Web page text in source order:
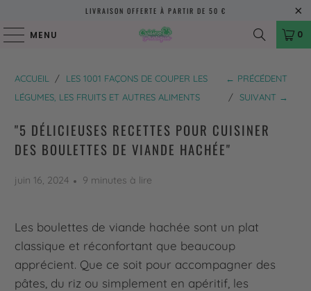
LIVRAISON OFFERTE À PARTIR DE 50 €
MENU 0
ACCUEIL /
LES 1001 FAÇONS DE COUPER LES
LÉGUMES, LES FRUITS ET AUTRES ALIMENTS
← PRÉCÉDENT
/ SUIVANT →
"5 DÉLICIEUSES RECETTES POUR CUISINER
DES BOULETTES DE VIANDE HACHÉE"
juin 16, 2024 9 minutes à lire
Les boulettes de viande hachée sont un plat
classique et réconfortant que beaucoup
apprécient. Que ce soit pour accompagner des
pâtes, du riz ou simplement en apéritif, les